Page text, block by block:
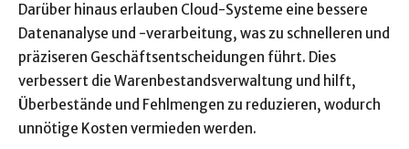
Darüber hinaus erlauben Cloud-Systeme eine bessere
Datenanalyse und -verarbeitung, was zu schnelleren und
präziseren Geschäftsentscheidungen führt. Dies
verbessert die Warenbestandsverwaltung und hilft,
Überbestände und Fehlmengen zu reduzieren, wodurch
unnötige Kosten vermieden werden.